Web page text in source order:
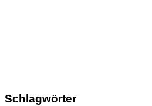
Schlagwörter